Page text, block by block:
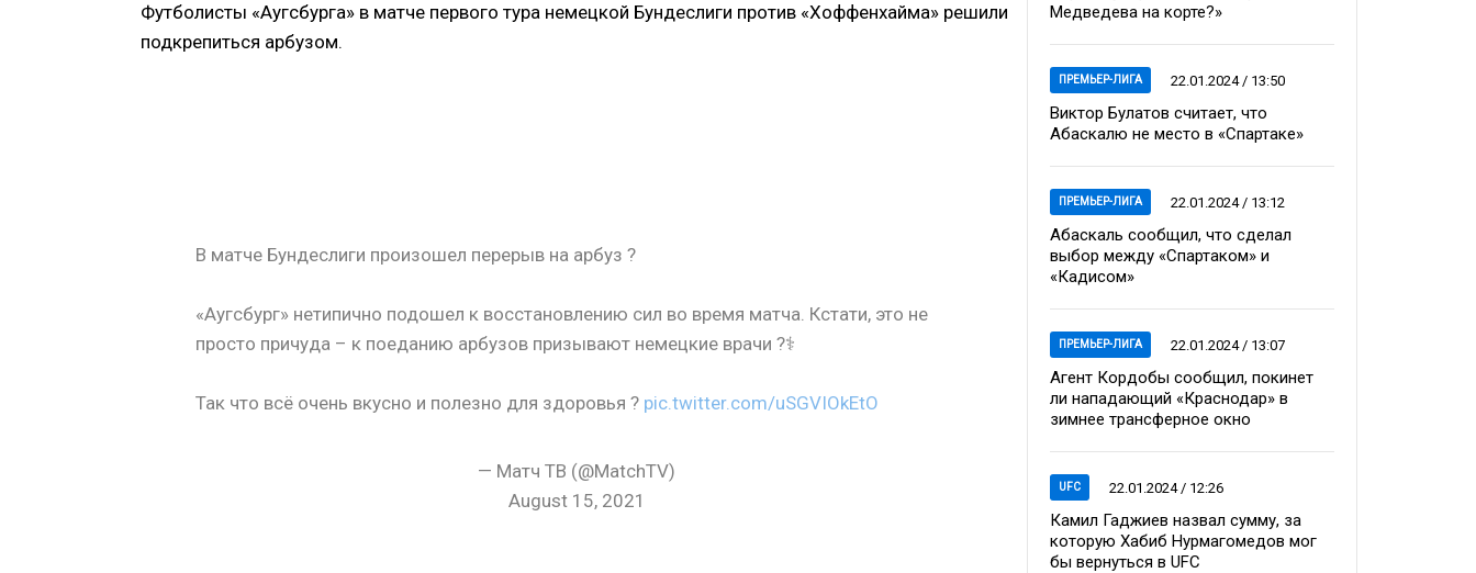
Футболисты «Аугсбурга» в матче первого тура немецкой Бундеслиги против «Хоффенхайма» решили
подкрепиться арбузом.
В матче Бундеслиги произошел перерыв на арбуз ?
«Аугсбург» нетипично подошел к восстановлению сил во время матча. Кстати, это не
просто причуда – к поеданию арбузов призывают немецкие врачи ?‍⚕️
Так что всё очень вкусно и полезно для здоровья ? pic.twitter.com/uSGVIOkEtO
— Матч ТВ (@MatchTV)
August 15, 2021
Медведева на корте?»
ПРЕМЬЕР-ЛИГА 22.01.2024 / 13:50
Виктор Булатов считает, что
Абаскалю не место в «Спартаке»
ПРЕМЬЕР-ЛИГА 22.01.2024 / 13:12
Абаскаль сообщил, что сделал
выбор между «Спартаком» и
«Кадисом»
ПРЕМЬЕР-ЛИГА 22.01.2024 / 13:07
Агент Кордобы сообщил, покинет
ли нападающий «Краснодар» в
зимнее трансферное окно
UFC 22.01.2024 / 12:26
Камил Гаджиев назвал сумму, за
которую Хабиб Нурмагомедов мог
бы вернуться в UFC